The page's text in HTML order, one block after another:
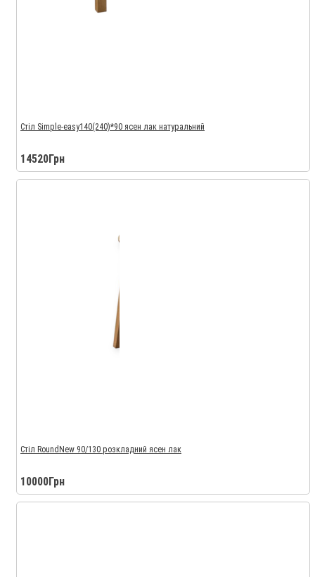
Стіл Simple-easy140(240)*90 ясен лак натуральний
14520Грн
Стіл RoundNew 90/130 розкладний ясен лак
10000Грн